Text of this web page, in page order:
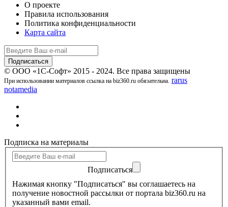
О проекте
Правила использования
Политика конфиденциальности
Карта сайта
© ООО «1С-Софт» 2015 - 2024. Все права защищены
При использовании материалов ссылка на biz360.ru обязательна. rarus
notamedia
Подписка на материалы
Подписаться
Нажимая кнопку "Подписаться" вы соглашаетесь на
получение новостной рассылки от портала biz360.ru на
указанный вами email.